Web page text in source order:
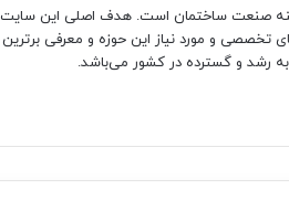
صنعت ساختمان است. هدف اصلی این سایت
تخصصی و مورد نیاز این حوزه و معرفی برترین
رشد و گسترده در کشور می‌باشد.